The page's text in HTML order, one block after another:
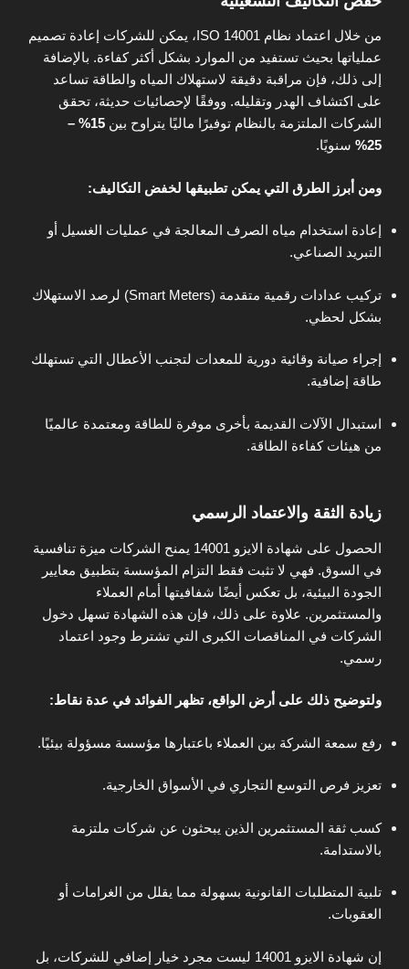
من خلال اعتماد نظام ISO 14001، يمكن للشركات إعادة تصميم
عملياتها بحيث تستفيد من الموارد بشكل أكثر كفاءة. بالإضافة
إلى ذلك، فإن مراقبة دقيقة لاستهلاك المياه والطاقة تساعد
على اكتشاف الهدر وتقليله. ووفقًا لإحصائيات حديثة، تحقق
الشركات الملتزمة بالنظام توفيرًا ماليًا يتراوح بين
15% –
25%
سنويًا.
ومن أبرز الطرق التي يمكن تطبيقها لخفض التكاليف:
إعادة استخدام مياه الصرف المعالجة في عمليات الغسيل أو
التبريد الصناعي.
تركيب عدادات رقمية متقدمة (Smart Meters) لرصد الاستهلاك
بشكل لحظي.
إجراء صيانة وقائية دورية للمعدات لتجنب الأعطال التي تستهلك
طاقة إضافية.
استبدال الآلات القديمة بأخرى موفرة للطاقة ومعتمدة عالميًا
من هيئات كفاءة الطاقة.
زيادة الثقة والاعتماد الرسمي
الحصول على شهادة الايزو 14001 يمنح الشركات ميزة تنافسية
في السوق. فهي لا تثبت فقط التزام المؤسسة بتطبيق معايير
الجودة البيئية، بل تعكس أيضًا شفافيتها أمام العملاء
والمستثمرين. علاوة على ذلك، فإن هذه الشهادة تسهل دخول
الشركات في المناقصات الكبرى التي تشترط وجود اعتماد
رسمي.
ولتوضيح ذلك على أرض الواقع، تظهر الفوائد في عدة نقاط:
رفع سمعة الشركة بين العملاء باعتبارها مؤسسة مسؤولة بيئيًا.
تعزيز فرص التوسع التجاري في الأسواق الخارجية.
كسب ثقة المستثمرين الذين يبحثون عن شركات ملتزمة
بالاستدامة.
تلبية المتطلبات القانونية بسهولة مما يقلل من الغرامات أو
العقوبات.
إن شهادة الايزو 14001 ليست مجرد خيار إضافي للشركات، بل